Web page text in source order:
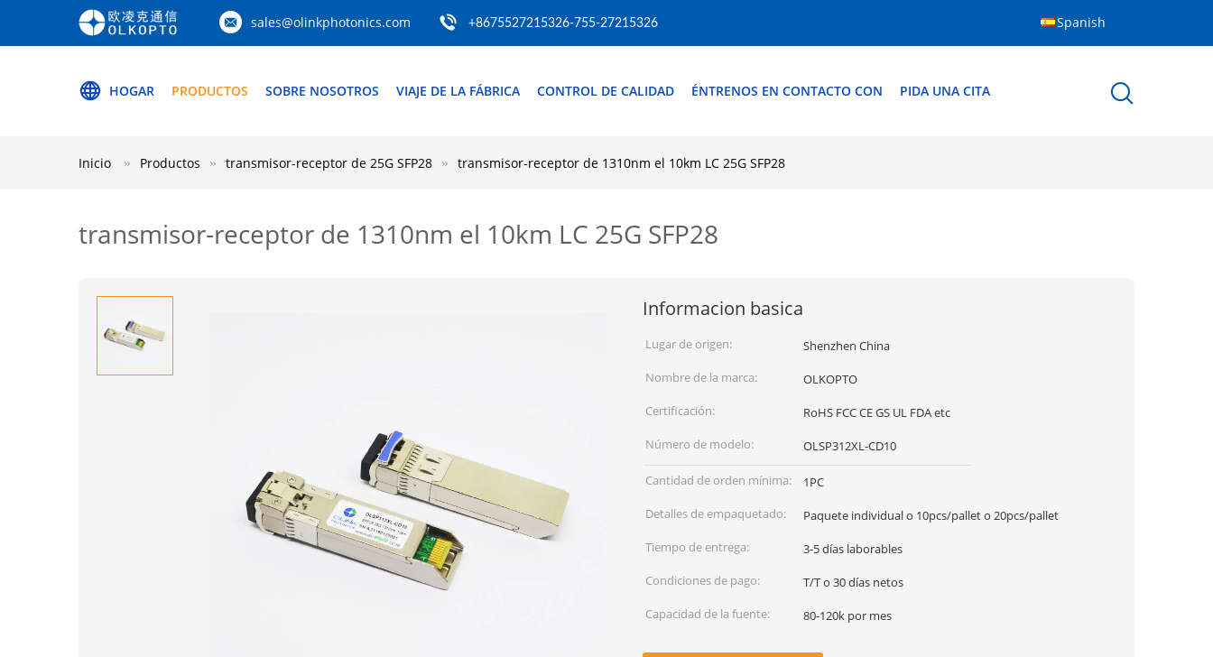
sales@olinkphotonics.com +8675527215326-755-27215326 Spanish
HOGAR PRODUCTOS SOBRE NOSOTROS VIAJE DE LA FÁBRICA CONTROL DE CALIDAD ÉNTRENOS EN CONTACTO CON PIDA UNA CITA
Inicio Productos transmisor-receptor de 25G SFP28 transmisor-receptor de 1310nm el 10km LC 25G SFP28
transmisor-receptor de 1310nm el 10km LC 25G SFP28
Informacion basica
Lugar de origen:
Shenzhen China
Nombre de la marca:
OLKOPTO
Certificación:
RoHS FCC CE GS UL FDA etc
Número de modelo:
OLSP312XL-CD10
Cantidad de orden mínima:
1PC
Detalles de empaquetado:
Paquete individual o 10pcs/pallet o 20pcs/pallet
Tiempo de entrega:
3-5 días laborables
Condiciones de pago:
T/T o 30 días netos
Capacidad de la fuente:
80-120k por mes